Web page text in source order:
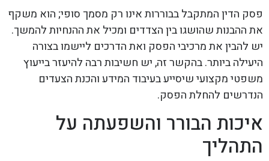
פסק הדין המתקבל בבוררות אינו רק מסמך סופי; הוא משקף
את ההבנות שהושגו בין הצדדים ומכיל את ההנחיות להמשך.
יש להבין את מרכיבי הפסק ואת הדרכים ליישמו בצורה
היעילה ביותר. בהקשר זה, יש חשיבות רבה להיעזר בייעוץ
משפטי מקצועי שיסייע בעיבוד המידע והכנת הצעדים
הנדרשים להחלת הפסק.
איכות הבורר והשפעתה על
התהליך